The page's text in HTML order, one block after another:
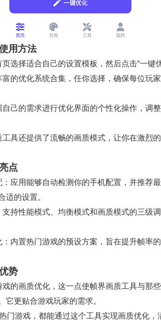
用方法
选择适合自己的设置模板，然后点击“一键优
富的优化系统合集，任你选择，确保每位玩
己的需求进行优化界面的个性化操作，调
具还提供了流畅的画质模式，让你在激烈
点
：应用能够自动检测你的手机配置，并推荐
适的设置。
持性能模式、均衡模式和画质模式的三级
内置热门游戏的预设方案，旨在提升帧率
势
戏的画质优化，这一点使帧界画质工具与那
它更贴合游戏玩家的需求。
门游戏，都能通过这个工具实现画质优化，